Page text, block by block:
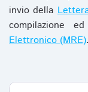
invio della
compilazione
Elettronico (MRE).